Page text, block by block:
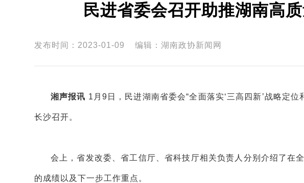
民进省委会召开助推湖南高
发布时间：2023-01-09 编辑：湖南政协新闻网
湘声报讯 1月9日，民进湖南省委会“全面落实‘三高四新’战略定
长沙召开。
会上，省发改委、省工信厅、省科技厅相关负责人分别介绍了在
的成绩以及下一步工作重点。